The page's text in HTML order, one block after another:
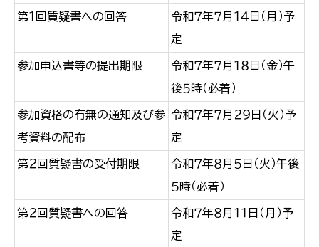
第１回質疑書への回答
令和７年７月１４日（月）予
定
参加申込書等の提出期限
令和７年７月１８日（金）午
後５時（必着）
参加資格の有無の通知及び参
考資料の配布
令和７年７月２９日（火）予
定
第２回質疑書の受付期限
令和７年８月５日（火）午後
５時（必着）
第２回質疑書への回答
令和７年８月１１日（月）予
定